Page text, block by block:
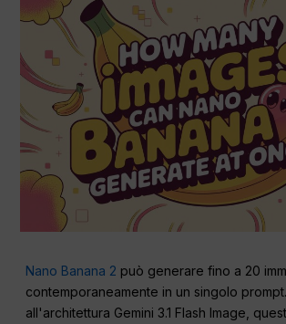
Nano Banana 2 può generare fino a 20
contemporaneamente in un singolo
all'architettura Gemini 3.1 Flash Image,